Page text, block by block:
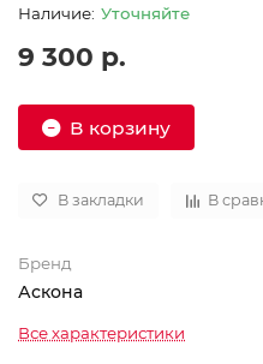
Уточняйте
9 300 р.
В корзину
В закладки В
Бренд
Аскона
Все характеристики